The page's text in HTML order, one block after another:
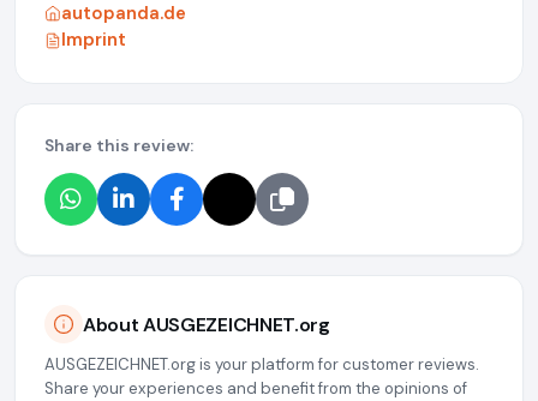
autopanda.de
Imprint
Share this review:
About AUSGEZEICHNET.org
AUSGEZEICHNET.org is your platform for customer reviews.
Share your experiences and benefit from the opinions of